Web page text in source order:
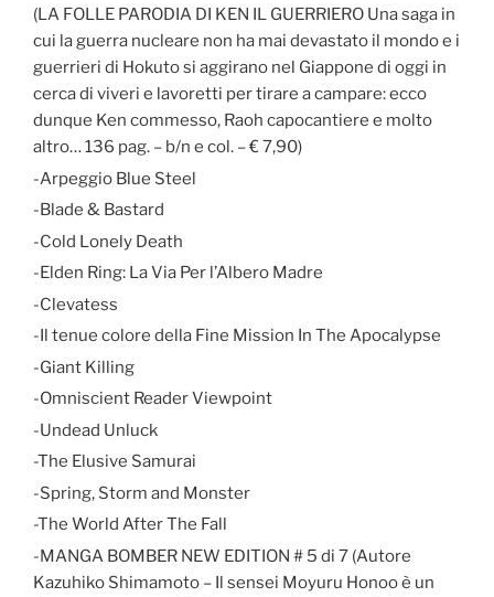
(LA FOLLE PARODIA DI KEN IL GUERRIERO Una saga in
cui la guerra nucleare non ha mai devastato il mondo e i
guerrieri di Hokuto si aggirano nel Giappone di oggi in
cerca di viveri e lavoretti per tirare a campare: ecco
dunque Ken commesso, Raoh capocantiere e molto
altro… 136 pag. – b/n e col. – € 7,90)
-Arpeggio Blue Steel
-Blade & Bastard
-Cold Lonely Death
-Elden Ring: La Via Per l’Albero Madre
-Clevatess
-Il tenue colore della Fine Mission In The Apocalypse
-Giant Killing
-Omniscient Reader Viewpoint
-Undead Unluck
-The Elusive Samurai
-Spring, Storm and Monster
-The World After The Fall
-MANGA BOMBER NEW EDITION # 5 di 7 (Autore
Kazuhiko Shimamoto – Il sensei Moyuru Honoo è un